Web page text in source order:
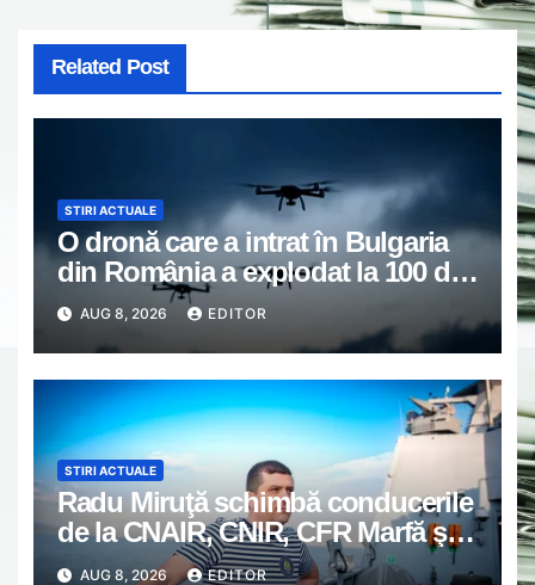
Related Post
STIRI ACTUALE
O dronă care a intrat în Bulgaria
din România a explodat la 100 de
metri de graniță. Nu a fost
detectată de radare
AUG 8, 2026 EDITOR
STIRI ACTUALE
Radu Miruţă schimbă conducerile
de la CNAIR, CNIR, CFR Marfă şi
Călători şi Metrorex
AUG 8, 2026 EDITOR